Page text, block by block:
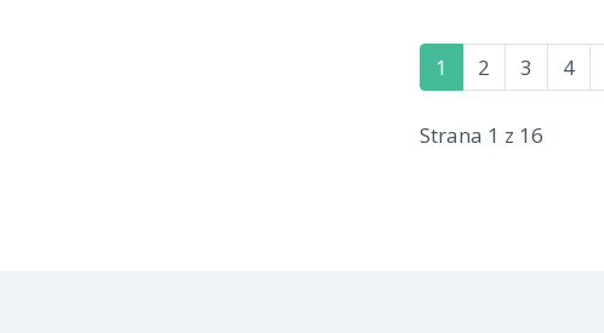
1 2 3 4
Strana 1 z 16